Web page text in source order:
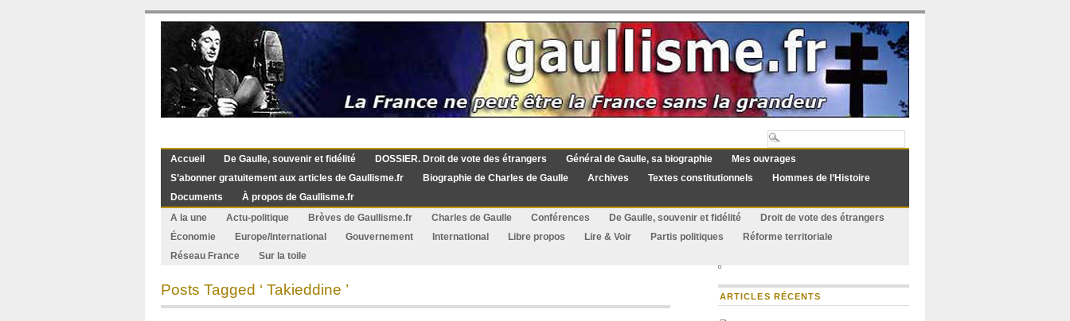
Accueil De Gaulle, souvenir et fidélité DOSSIER. Droit de vote des étrangers Général de Gaulle, sa biographie
Mes ouvrages
S’abonner gratuitement aux articles de Gaullisme.fr
Biographie de Charles de Gaulle Archives Textes constitutionnels
Hommes de l’Histoire
Documents
À propos de Gaullisme.fr
A la une
Actu-politique Brèves de Gaullisme.fr Charles de Gaulle Conférences De Gaulle, souvenir et fidélité
Droit de vote des étrangers
Économie
Europe/International Gouvernement International Libre propos Lire & Voir Partis politiques
Réforme territoriale
Réseau France
Sur la toile
Posts Tagged ‘ Takieddine ’ ARTICLES RÉCENTS